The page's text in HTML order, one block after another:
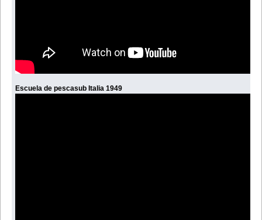
Escuela de pescasub Italia 1949